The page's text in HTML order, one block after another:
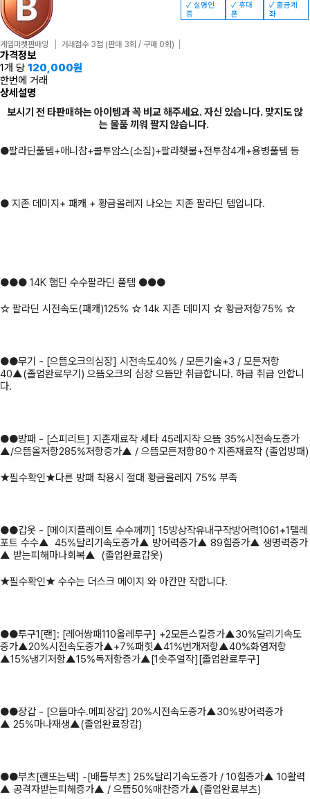
게임마켓판매잉 거래점수 3점 (판매 3회 / 구매 0회)
✓ 실명인
증
✓ 휴대
폰
✓ 출금계
좌
가격정보
1개 당 120,000원
한번에 거래
상세설명
보시기 전 타판매하는 아이템과 꼭 비교 해주세요. 자신 있습니다. 맞지도 않
는 물품 끼워 팔지 않습니다.
●팔라딘풀템+애니참+콜투암스(소집)+팔라횃불+전투참4개+용병풀템 등
● 지존 데미지+ 패캐 + 황금올레지 나오는 지존 팔라딘 템입니다.
●●● 14K 햄딘 수수팔라딘 풀템 ●●●
☆ 팔라딘 시전속도(패캐)125% ☆ 14k 지존 데미지 ☆ 황금저항75% ☆
●●무기 - [으뜸오크의심장] 시전속도40% / 모든기술+3 / 모든저항
40▲(졸업완료무기) 으뜸오크의 심장 으뜸만 취급합니다. 하급 취급 안합니
다.
●●방패 - [스피리트] 지존재료작 세타 45레지작 으뜸 35%시전속도증가
▲/으뜸올저항285%저항증가▲ / 으뜸모든저항80↑지존재료작 (졸업방패)
★필수확인★다른 방패 착용시 절대 황금올레지 75% 부족
●●갑옷 - [메이지플레이트 수수께끼] 15방상작유내구작방어력1061+1텔레
포트 수수▲ 45%달리기속도증가▲ 방어력증가▲ 89힘증가▲ 생명력증가
▲ 받는피해마나회복▲ (졸업완료갑옷)
★필수확인★ 수수는 더스크 메이지 와 아칸만 작합니다.
●●투구1[랜]: [레어쌍패110올레투구] +2모든스킬증가▲30%달리기속도
증가▲20%시전속도증가▲+7%패힛▲41%번개저항▲40%화염저항
▲15%냉기저항▲15%독저항증가▲[1솟주얼작][졸업완료투구]
●●장갑 - [으뜸마수.메피장갑] 20%시전속도증가▲30%방어력증가
▲ 25%마나재생▲(졸업완료장갑)
●●부츠[랜또는택] -[배틀부츠] 25%달리기속도증가 / 10힘증가▲ 10활력
▲ 공격자받는피해증가▲ / 으뜸50%매찬증가▲(졸업완료부츠)